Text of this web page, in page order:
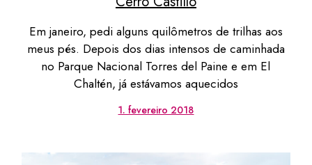
Em janeiro, pedi alguns quilômetros de trilhas aos
meus pés. Depois dos dias intensos de caminhada
no Parque Nacional Torres del Paine e em El
Chaltén, já estávamos aquecidos
1. fevereiro 2018